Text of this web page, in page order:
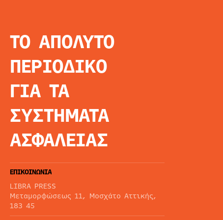
ΤΟ ΑΠΟΛΥΤΟ
ΠΕΡΙΟΔΙΚΟ
ΓΙΑ ΤΑ
ΣΥΣΤΗΜΑΤΑ
ΑΣΦΑΛΕΙΑΣ
ΕΠΙΚΟΙΝΩΝΙΑ
LIBRA PRESS
Μεταμορφώσεως 11, Μοσχάτο Αττικής,
183 45